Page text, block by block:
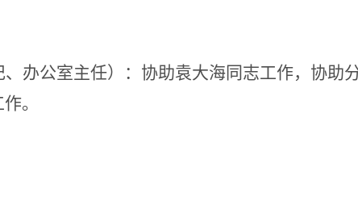
办公室主任）： 协助袁大海同志工作，协助
。